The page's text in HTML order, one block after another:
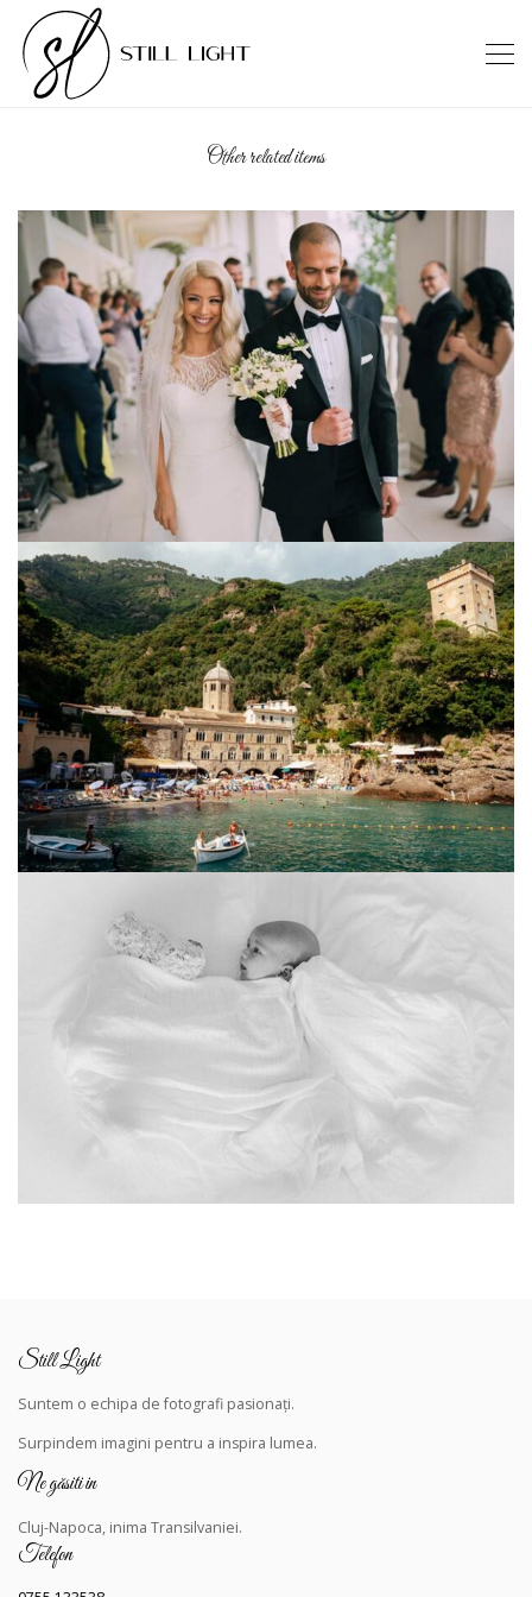
Other related items
Diana & Calin wedding
Italy photo session
Cezar’s baptism
Still Light
Suntem o echipa de fotografi pasionați.
Surpindem imagini pentru a inspira lumea.
Ne găsiti in
Cluj-Napoca, inima Transilvaniei.
Telefon